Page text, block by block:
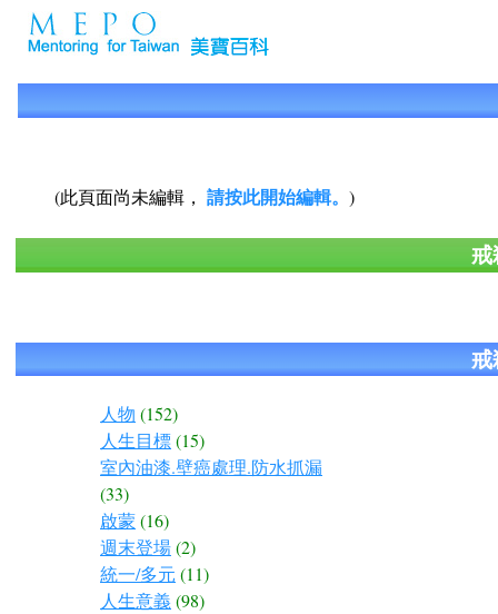
(此頁面尚未編輯， 請按此開始編輯。 )
戒
戒
人物 (152)
人生目標(15)
室內油漆.壁癌處理.防水抓漏
(33)
啟蒙(16)
週末登場(2)
統一/多元 (11)
人生意義(98)